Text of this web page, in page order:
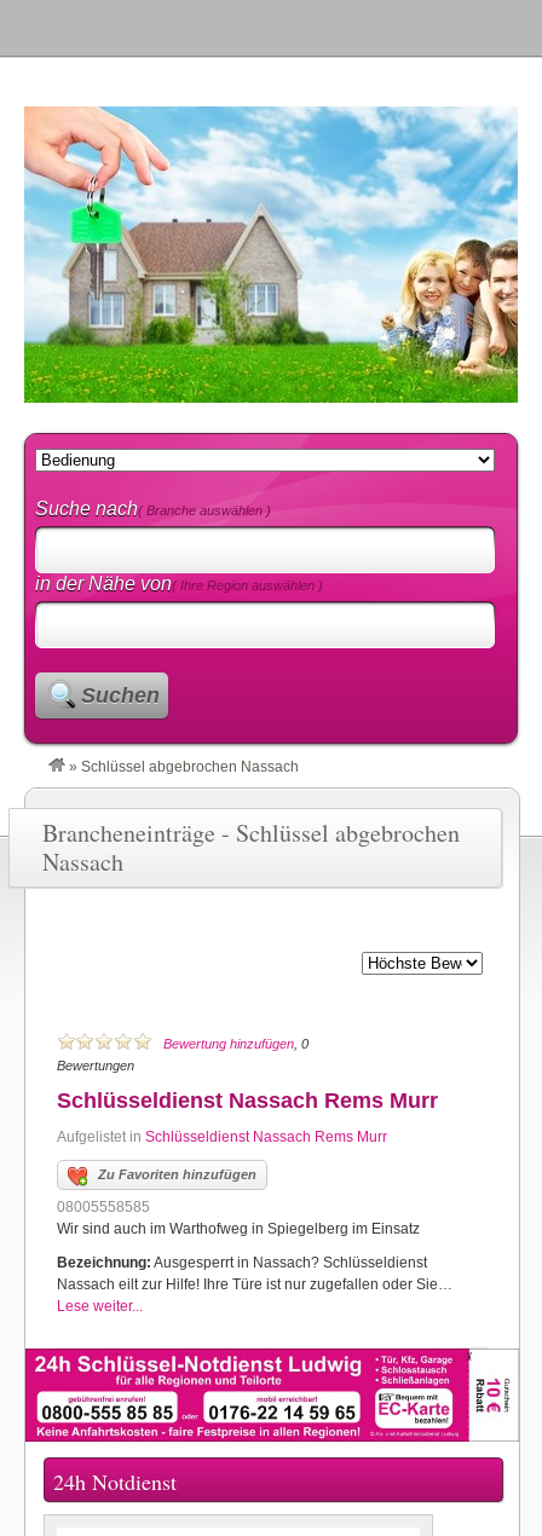
Suche nach( Branche auswählen )
in der Nähe von( Ihre Region auswählen )
Suchen
» Schlüssel abgebrochen Nassach
Brancheneinträge - Schlüssel abgebrochen
Nassach
Bewertung hinzufügen , 0
Bewertungen
Schlüsseldienst Nassach Rems Murr
Aufgelistet in Schlüsseldienst Nassach Rems Murr
Zu Favoriten hinzufügen
08005558585
Wir sind auch im Warthofweg in Spiegelberg im Einsatz
Bezeichnung: Ausgesperrt in Nassach? Schlüsseldienst
Nassach eilt zur Hilfe! Ihre Türe ist nur zugefallen oder Sie…
Lese weiter...
24h Notdienst